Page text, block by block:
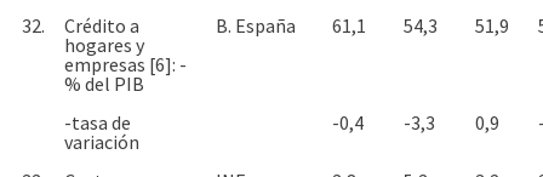
32.
Crédito a
hogares y
empresas [6]: -
% del PIB
B. España 61,1 54,3 51,9
-tasa de
variación
-0,4 -3,3 0,9